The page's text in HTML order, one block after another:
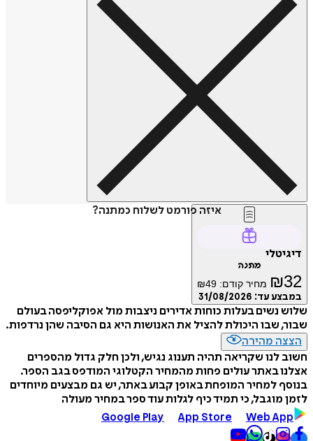
איזה פורמט לשלוח כמתנה?
דיגיטלי
מתנה
₪32 מחיר קודם: ₪49
במבצע עד: 31/08/2026
שלוש נשים בעלות כוחות אדירים ניצבות מול אפוקליפסה בעולם
שבור, שבו היכולת להציל את האנושות היא גם הסיבה שהן נרדפות.
הצצה מהירה
חשוב לנו שקריאה תהיה תענוג נגיש, ולכן חלק גדול מהספרים
אצלנו באתר עולים פחות מהמחיר הקטלוגי המודפס בגב הספר.
בנוסף למחיר המופחת באופן קבוע באתר, יש גם מבצעים מיוחדים
לזמן מוגבל, כי תמיד כיף לגלות עוד ספר במחיר מעולה
Google Play
App Store Web App